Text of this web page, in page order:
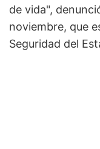
de vida",
noviembre, que
Seguridad del